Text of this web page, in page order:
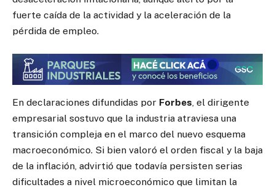
fuerte caída de la actividad y la aceleración de la
pérdida de empleo.
En declaraciones difundidas por Forbes , el dirigente
empresarial sostuvo que la industria atraviesa una
transición compleja en el marco del nuevo esquema
macroeconómico. Si bien valoró el orden fiscal y la baja
de la inflación, advirtió que todavía persisten serias
dificultades a nivel microeconómico que limitan la